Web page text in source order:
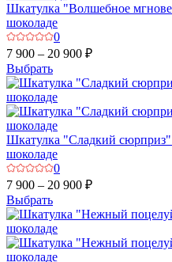
Шкатулка "Волшебное
шоколаде
0
7 900 – 20 900 ₽
Выбрать
Шкатулка "Сладкий сюрприз"
шоколаде
0
7 900 – 20 900 ₽
Выбрать